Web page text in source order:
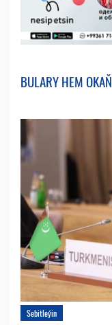
BULARY HEM OKAŇ
Sebitleýin